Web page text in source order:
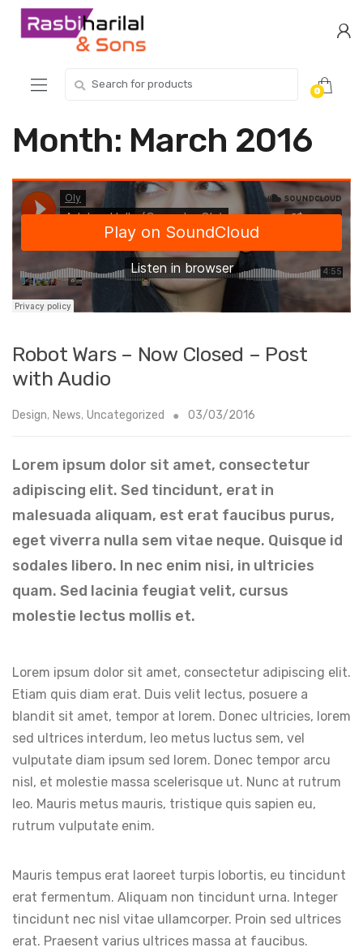
Skip
Skip
for:
0
Month: March 2016
Robot Wars – Now Closed – Post
with Audio
Design, News, Uncategorized 03/03/2016
Lorem ipsum dolor sit amet, consectetur
adipiscing elit. Sed tincidunt, erat in
malesuada aliquam, est erat faucibus purus,
eget viverra nulla sem vitae neque. Quisque id
sodales libero. In nec enim nisi, in ultricies
quam. Sed lacinia feugiat velit, cursus
molestie lectus mollis et.
Lorem ipsum dolor sit amet, consectetur adipiscing elit.
Etiam quis diam erat. Duis velit lectus, posuere a
blandit sit amet, tempor at lorem. Donec ultricies, lorem
sed ultrices interdum, leo metus luctus sem, vel
vulputate diam ipsum sed lorem. Donec tempor arcu
nisl, et molestie massa scelerisque ut. Nunc at rutrum
leo. Mauris metus mauris, tristique quis sapien eu,
rutrum vulputate enim.
Mauris tempus erat laoreet turpis lobortis, eu tincidunt
erat fermentum. Aliquam non tincidunt urna. Integer
tincidunt nec nisl vitae ullamcorper. Proin sed ultrices
erat. Praesent varius ultrices massa at faucibus.